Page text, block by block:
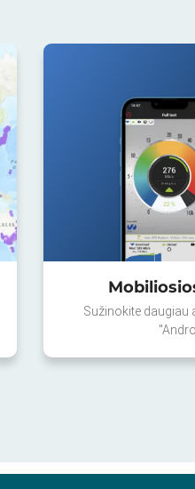
Sužinokite daugiau